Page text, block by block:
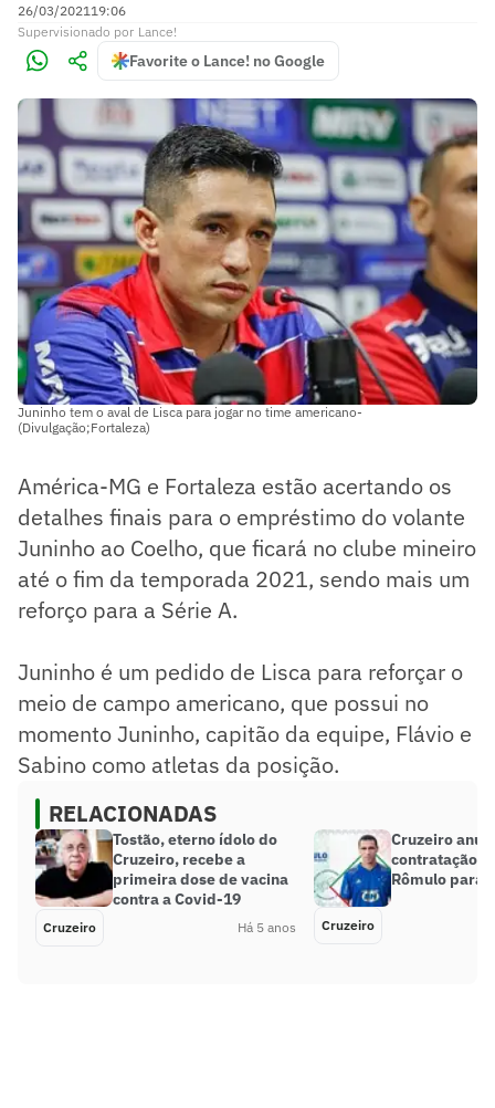
26/03/202119:06
Supervisionado por Lance!
Favorite o Lance! no Google
Juninho tem o aval de Lisca para jogar no time americano-
(Divulgação;Fortaleza)
América-MG e Fortaleza estão acertando os
detalhes finais para o empréstimo do volante
Juninho ao Coelho, que ficará no clube mineiro
até o fim da temporada 2021, sendo mais um
reforço para a Série A.
Juninho é um pedido de Lisca para reforçar o
meio de campo americano, que possui no
momento Juninho, capitão da equipe, Flávio e
Sabino como atletas da posição.
RELACIONADAS
Tostão, eterno ídolo do
Cruzeiro, recebe a
primeira dose de vacina
contra a Covid-19
Cruzeiro Há 5 anos
Cruzeiro
contratação
Rômulo para
Cruzeiro